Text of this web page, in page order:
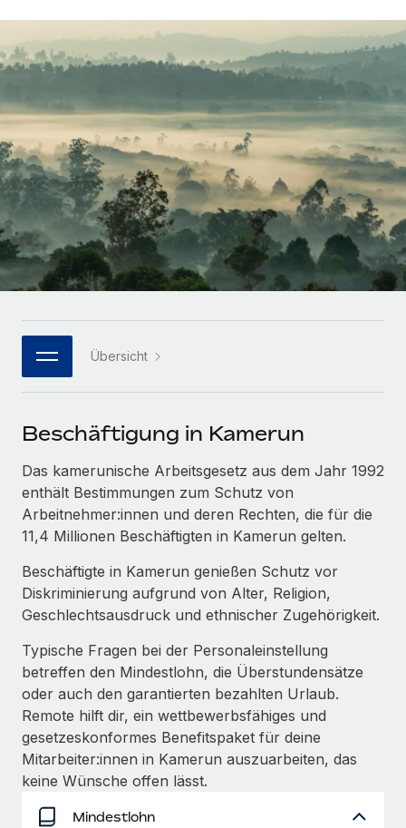
Globales Onboarding und Verwalten von
Auslagern von komplexen HR-Aufgaben
INFRASTRUKTUR
Remote Embedded
Nahtlose Integration der HR in bestehende Abläufe
Plattform
Integrierte HR-Kernfunktionen für dein Team
MCP
Integrationen
Tools
DIENSTLEISTUNGEN
Frag unsere Expert:innen
Hilfe von Expert:innen für globale HR & Compliance
Background-Checks
Einfacheres Bewerber:innen-Screening
Compliance Watchtower
Lückenlose Compliance
Geräteverwaltung
Globale Bereitstellung und Verfolgung von IT-
Geräten
Schnelle, rechtssichere Gründung von
WACHSTUMSPHASE
Agile HR- und Payroll-Lösungen für wachsende
Unternehmen
Mittelstand
Maßgeschneiderte HR-Lösungen, um Teams zu
vergrößern
Enterprise
Globale HR für Konzerne und Großunternehmen
PARTNER WERDEN
Flexible Einbettung von Global-HR-Funktionen in deine
Partner werden
Entdecke die Möglichkeiten einer Partnerschaft
Remote Build
Demnächst verfügbar
Beratung zu Integrationen und KI-Automatisierung
FALLSTUDIEN
Remote um 120 % vergrößert
Weaviate auf einen Blick Weaviate entwickelt KI-basierte
Open-Source-Infrastrukturen. Das...
Mehr erfahren
Reverse Tech und Remote für Contractor
Gesamtbeschäftigungskosten
Honorarzahlungen berechnen
Informationen zu möglichen Währungen und
Abwicklungsfristen für globale Freelancer:innen
LERNEN MIT REMOTE
Forschung und Leitfäden
Fallstudien
HR-Glossar
Bibliothek für Stellenbeschreibungen
Webinare
Events
Newsroom
Informationen zu Gehältern und Qualifikationen
Insights Center
Hol dir Unterstützung
Alle Ressourcen anzeigen
BLOG
Globale Payroll
EOR und PEO
Contractor Management
Steuern
Nederlands
Deutsch
Español
Italiano
Português (Portugal)
한국어
Anmelden
Übersicht
Beschäftigung in Kamerun
Das kamerunische Arbeitsgesetz aus dem Jahr 1992
enthält Bestimmungen zum Schutz von
Arbeitnehmer:innen und deren Rechten, die für die
11,4 Millionen Beschäftigten in Kamerun gelten.
Beschäftigte in Kamerun genießen Schutz vor
Diskriminierung aufgrund von Alter, Religion,
Geschlechtsausdruck und ethnischer Zugehörigkeit.
Typische Fragen bei der Personaleinstellung
betreffen den Mindestlohn, die Überstundensätze
oder auch den garantierten bezahlten Urlaub.
Remote hilft dir, ein wettbewerbsfähiges und
gesetzeskonformes Benefitspaket für deine
Mitarbeiter:innen in Kamerun auszuarbeiten, das
keine Wünsche offen lässt.
Mindestlohn